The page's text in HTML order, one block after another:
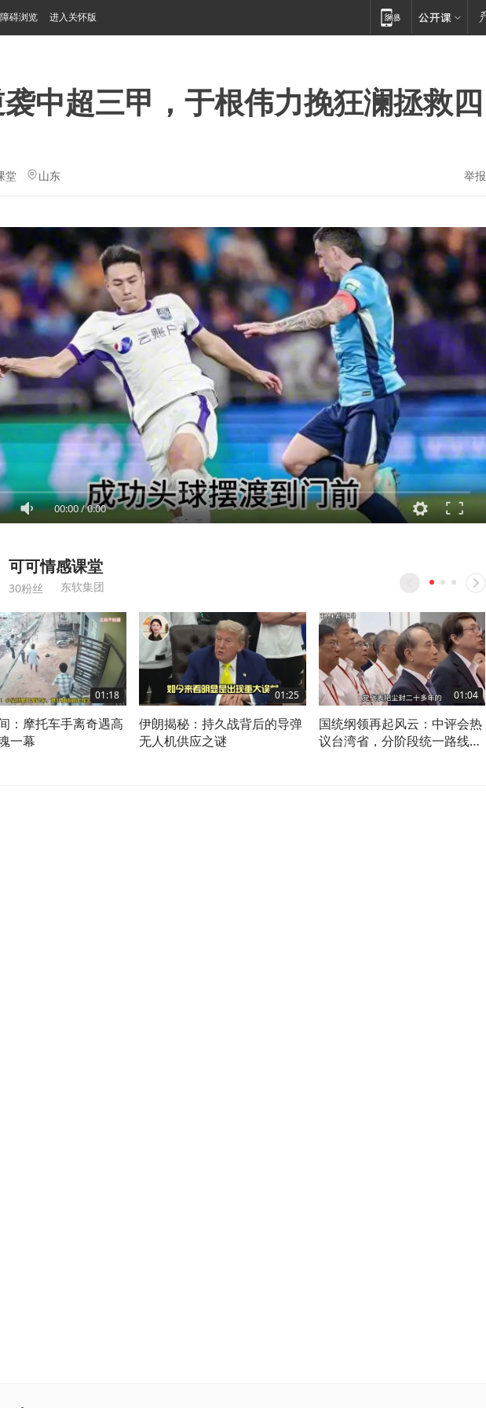
碍浏览 进入关怀版
中超三甲，于根伟力挽狂澜拯救四
堂 山东 举报
00:00/0:00
可可情感课堂
30粉丝 东软集团
01:18
：摩托车手离奇遇高
一幕
01:25
伊朗揭秘：持久战背后的导弹
无人机供应之谜
01:04
国统纲领再起风云：中评会热
议台湾省，分阶段统一路线全